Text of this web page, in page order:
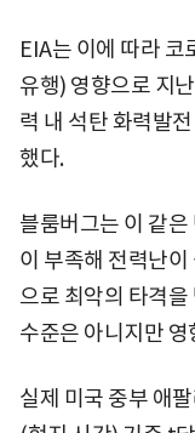
EIA는 이에 따라 코
유행) 영향으로 지
력 내 석탄 화력발
했다.
블룸버그는 이 같
이 부족해 전력난
으로 최악의 타격
수준은 아니지만
실제 미국 중부 애